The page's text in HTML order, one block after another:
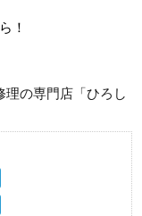
！
理の専門店「ひろし